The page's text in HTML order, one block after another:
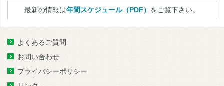
最新の情報は年間スケジュール（PDF） をご覧下さい。
よくあるご質問
お問い合わせ
プライバシーポリシー